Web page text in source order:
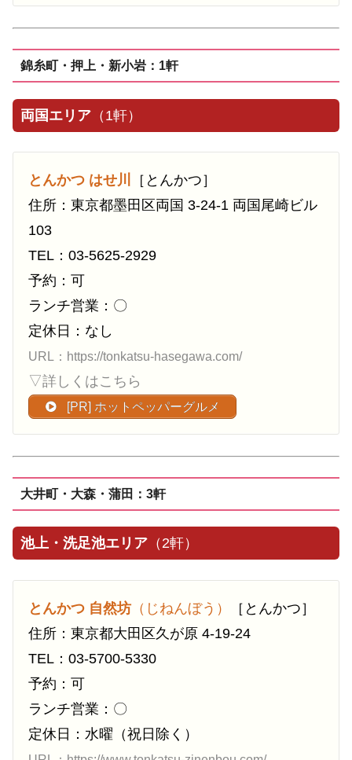
錦糸町・押上・新小岩：1軒
両国エリア （1軒）
とんかつ はせ川
［とんかつ］
住所：東京都墨田区両国 3-24-1 両国尾崎ビル
103
TEL：03-5625-2929
予約：可
ランチ営業：〇
定休日：なし
URL：https://tonkatsu-hasegawa.com/
▽詳しくはこちら
[PR] ホットペッパーグルメ
大井町・大森・蒲田：3軒
池上・洗足池エリア （2軒）
とんかつ 自然坊 （じねんぼう）
［とんかつ］
住所：東京都大田区久が原 4-19-24
TEL：03-5700-5330
予約：可
ランチ営業：〇
定休日：水曜（祝日除く）